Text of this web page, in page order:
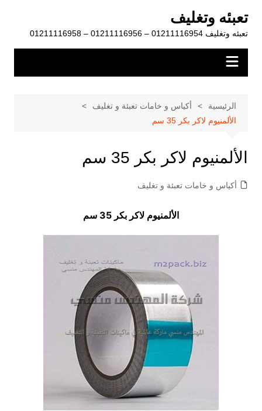
المحتوى
تعبئه وتغليف
تعبئه وتغليف 01211116954 – 01211116956 – 01211116958
الرئيسية
أكياس و خامات تعبئة و تغليف
الألمنيوم لاكر بكر 35 سم
الألمنيوم لاكر بكر 35 سم
أكياس و خامات تعبئة و تغليف
الألمنيوم لاكر بكر 35 سم